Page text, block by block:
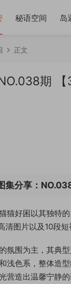
秘语空间 岛
正文
期 【
集分享：
猫好困以其独特
图片以及10段
氛围为主，其典
浅色系，整体造
营造出温馨宁静的